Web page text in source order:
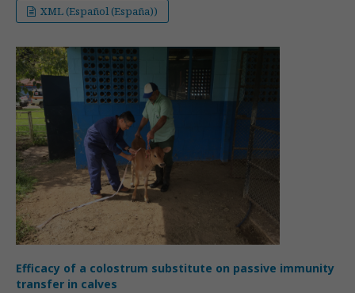
XML (Español (España))
Efficacy of a colostrum substitute on passive immunity
transfer in calves